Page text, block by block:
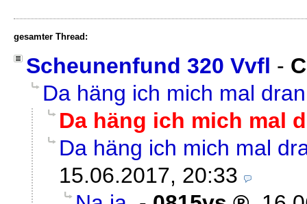
gesamter Thread:
Scheunenfund 320 Vvfl -
Da häng ich mich mal
Da häng ich mich mal
Da häng ich mich mal
15.06.2017, 20:33